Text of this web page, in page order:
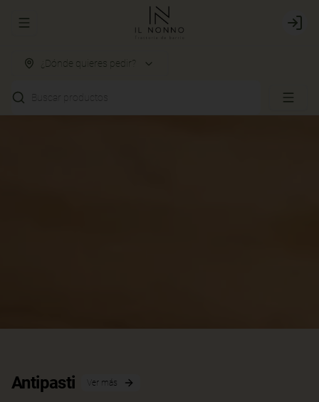
Abrir menu de navegación Login
¿Dónde quieres pedir?
Buscar productos
Antipasti Ver más